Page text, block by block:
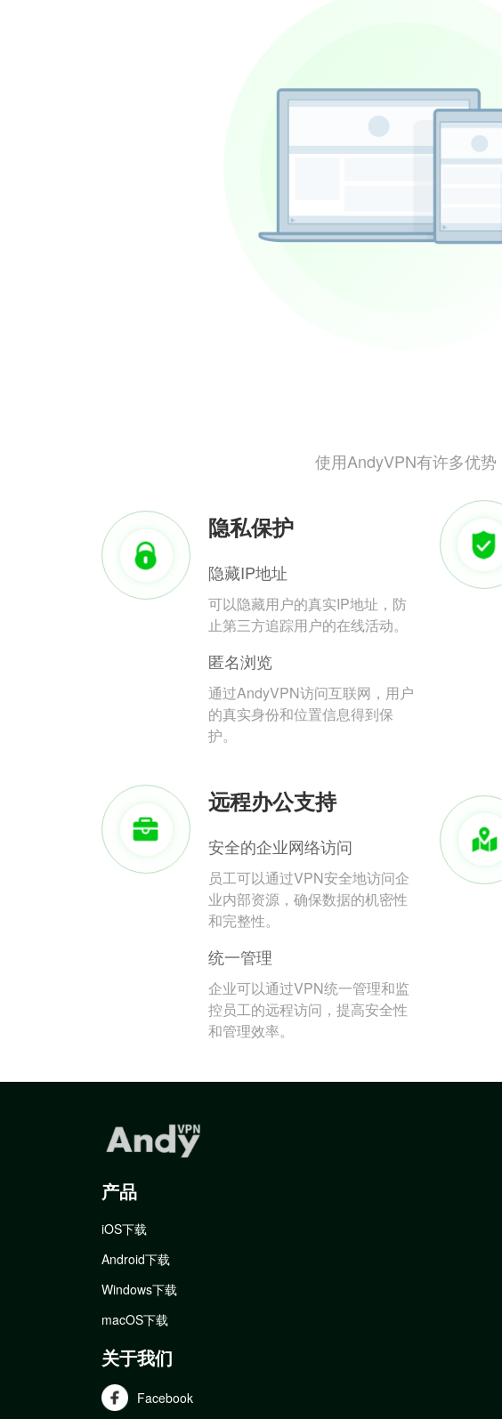
使用AndyVPN有许多优
隐私保护
隐藏IP地址
可以隐藏用户的真实IP地址，防
止第三方追踪用户的在线活动。
匿名浏览
通过AndyVPN访问互联网，用户
的真实身份和位置信息得到保
护。
远程办公支持
安全的企业网络访问
员工可以通过VPN安全地访问企
业内部资源，确保数据的机密性
和完整性。
统一管理
企业可以通过VPN统一管理和监
控员工的远程访问，提高安全性
和管理效率。
产品
iOS下载
Android下载
Windows下载
macOS下载
关于我们
Facebook